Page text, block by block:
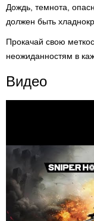
Дождь, темнота,
должен быть
Прокачай свою
неожиданностям в
Видео